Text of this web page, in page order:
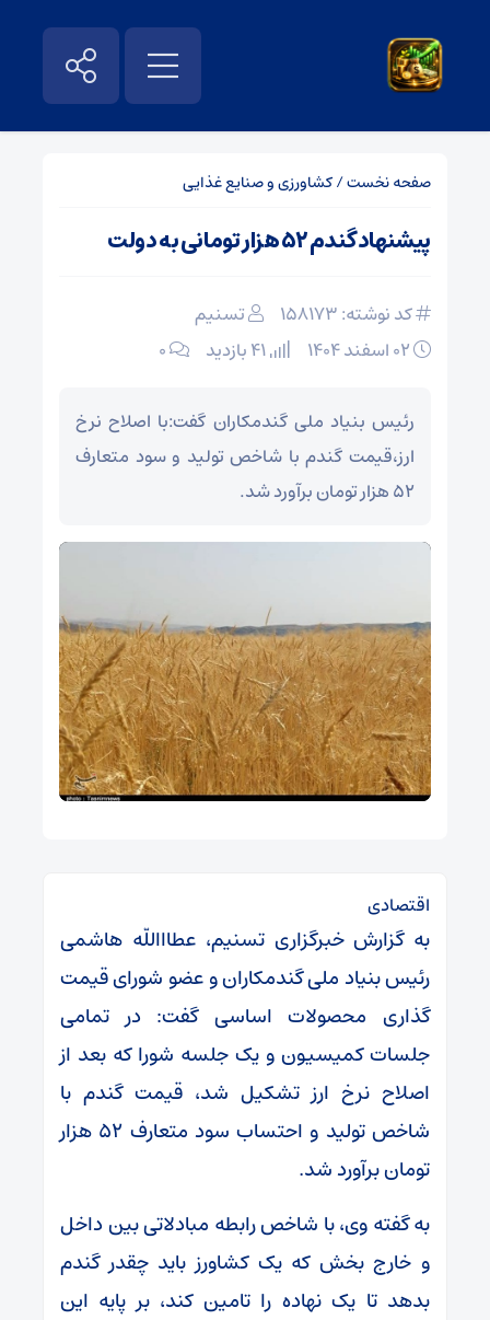
صفحه نخست/کشاورزی و صنایع غذایی
پیشنهاد گندم ۵۲ هزار تومانی به دولت
کد نوشته: 158173
تسنیم
۰
رئیس بنیاد ملی گندمکاران گفت:با اصلاح نرخ
ارز،قیمت گندم با شاخص تولید و سود متعارف
۵۲ هزار تومان برآورد شد.
اقتصادی
به گزارش خبرگزاری تسنیم، عطاااللّه هاشمی
رئیس بنیاد ملی گندمکاران و عضو شورای قیمت
گذاری محصولات اساسی گفت: در تمامی
جلسات کمیسیون و یک جلسه شورا که بعد از
اصلاح نرخ ارز تشکیل شد، قیمت گندم با
شاخص تولید و احتساب سود متعارف ۵۲ هزار
تومان برآورد شد.
به گفته وی، با شاخص رابطه مبادلاتی بین داخل
و خارج بخش که یک کشاورز باید چقدر گندم
بدهد تا یک نهاده را تامین کند، بر پایه این